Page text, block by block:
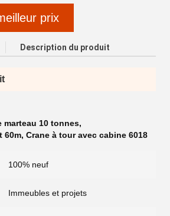
prix
Description du produit
marteau 10 tonnes,
60m, Crane à tour avec cabine 6018
100% neuf
Immeubles et projets